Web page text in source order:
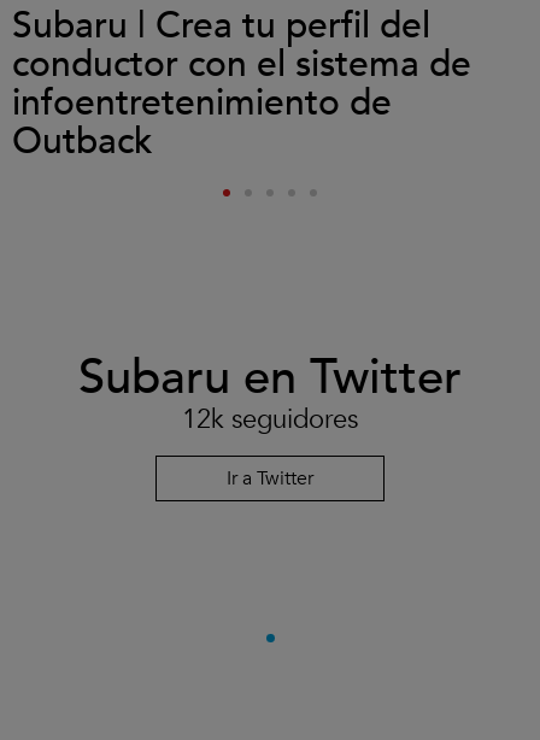
Subaru | Crea tu perfil del
conductor con el sistema de
infoentretenimiento de
Outback
Subaru en Twitter
12k seguidores
Ir a Twitter